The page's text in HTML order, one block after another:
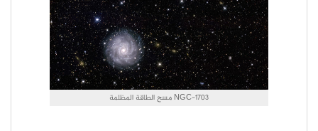
NGC-1703 مسح الطاقة المظلمة